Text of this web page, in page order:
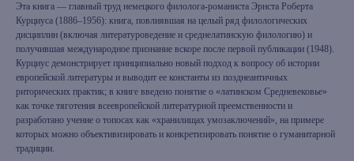
Эта книга — главный труд немецкого филолога-романиста Эрнста Роберта
Курциуса (1886–1956): книга, повлиявшая на целый ряд филологических
дисциплин (включая литературоведение и среднелатинскую филологию) и
получившая международное признание вскоре после первой публикации (1948).
Курциус демонстрирует принципиально новый подход к вопросу об истории
европейской литературы и выводит ее константы из позднеантичных
риторических практик; в книге введено понятие о «латинском Средневековье»
как точке тяготения всеевропейской литературной преемственности и
разработано учение о топосах как «хранилищах умозаключений», на примере
которых можно объективизировать и конкретизировать понятие о гуманитарной
традиции.